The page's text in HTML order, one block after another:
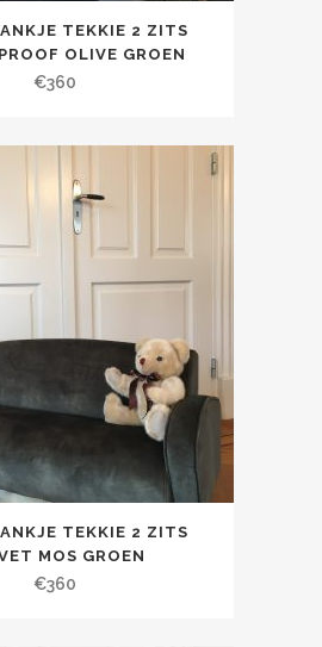
TEKKIE 2 ZITS
OLIVE GROEN
€360
TEKKIE 2 ZITS
MOS GROEN
€360